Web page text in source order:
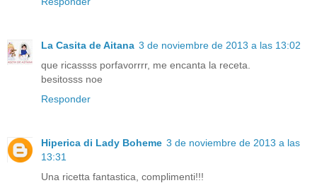
La Casita de Aitana 3 de noviembre de 2013 a las 13:02
que ricassss porfavorrrr, me encanta la receta.
besitosss noe
Responder
Hiperica di Lady Boheme 3 de noviembre de 2013 a las
13:31
Una ricetta fantastica, complimenti!!!